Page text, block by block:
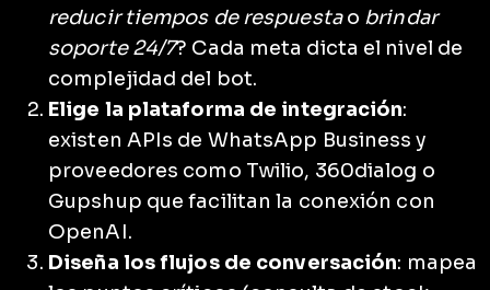
reducir tiempos de respuestao brindar
soporte 24/7? Cada meta dicta el nivel de
complejidad del bot.
Elige la plataforma de integración:
existen APIs de WhatsApp Business y
proveedores como Twilio, 360dialog o
Gupshup que facilitan la conexión con
OpenAI.
Diseña los flujos de conversación: mapea